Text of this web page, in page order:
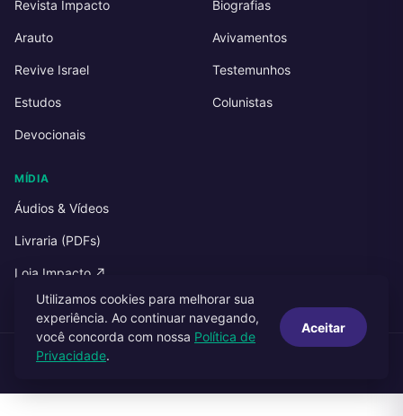
Revista Impacto
Arauto
Revive Israel
Estudos
Devocionais
Biografias
Avivamentos
Testemunhos
Colunistas
MÍDIA
Áudios & Vídeos
Livraria (PDFs)
Loja Impacto ↗
© 2026 Impacto Publicações. Todos os direitos reservados.
Utilizamos cookies para melhorar sua
experiência. Ao continuar navegando,
você concorda com nossa Política de
Privacidade.
Aceitar